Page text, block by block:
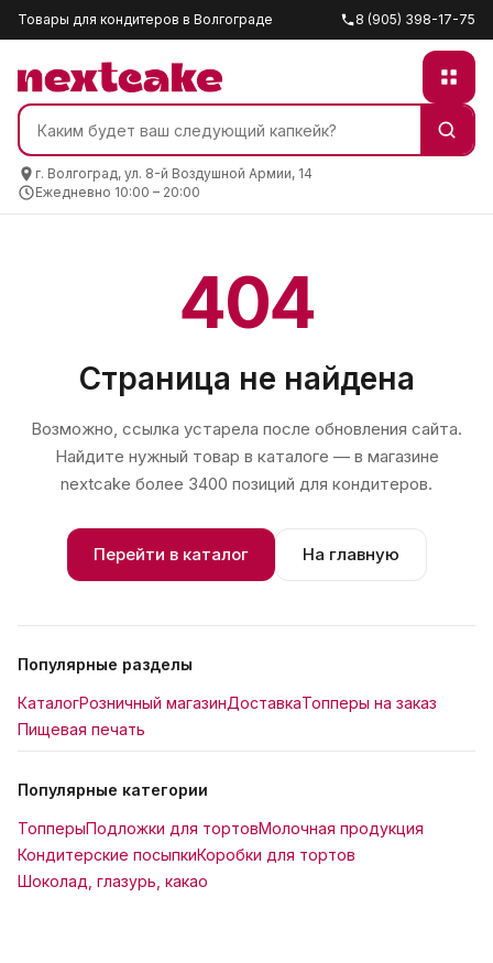
Товары для кондитеров в Волгограде 8 (905) 398-17-75
г. Волгоград, ул. 8-й Воздушной Армии, 14
Ежедневно 10:00 – 20:00
404
Страница не найдена
Возможно, ссылка устарела после обновления сайта.
Найдите нужный товар в каталоге — в магазине
nextcake более 3400 позиций для кондитеров.
Перейти в каталог На главную
Популярные разделы
КаталогРозничный магазинДоставкаТопперы на заказ
Пищевая печать
Популярные категории
ТопперыПодложки для тортовМолочная продукция
Кондитерские посыпкиКоробки для тортов
Шоколад, глазурь, какао